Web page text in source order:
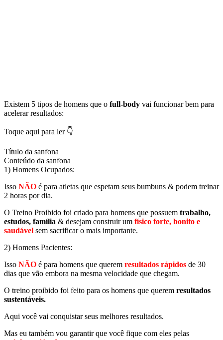
Existem 5 tipos de homens que o full-body vai funcionar bem para
acelerar resultados:
Toque aqui para ler 👇
Título da sanfona
Conteúdo da sanfona
1) Homens Ocupados:
Isso NÃO é para atletas que espetam seus bumbuns & podem treinar
2 horas por dia.
O Treino Proibido foi criado para homens que possuem trabalho,
estudos, família & desejam construir um físico forte, bonito e
saudável sem sacrificar o mais importante.
2) Homens Pacientes:
Isso NÃO é para homens que querem resultados rápidos de 30
dias que vão embora na mesma velocidade que chegam.
O treino proibido foi feito para os homens que querem resultados
sustentáveis.
Aqui você vai conquistar seus melhores resultados.
Mas eu também vou garantir que você fique com eles pelas